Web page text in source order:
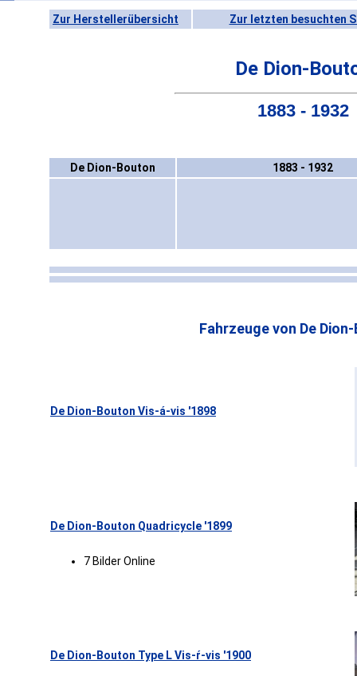
Zur Herstellerübersicht Zur letzten besuchten
De Dion-
1883 - 1932
De Dion-Bouton 1883 - 1932
Fahrzeuge von De
De Dion-Bouton Vis-á-vis '1898
De Dion-Bouton Quadricycle '1899
7 Bilder Online
De Dion-Bouton Type L Vis-ŕ-vis '1900